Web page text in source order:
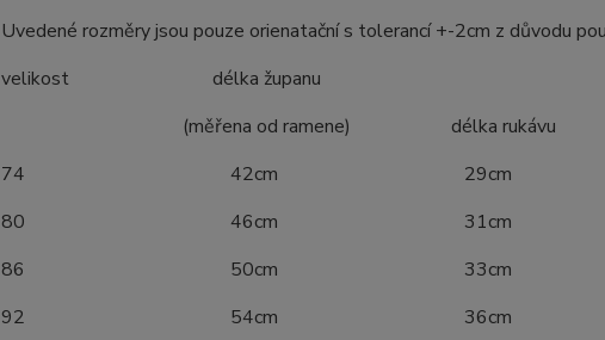
Uvedené rozměry jsou pouze orienatační s tolerancí +-2cm z důvodu
velikost délka županu
(měřena od ramene) délka rukávu
74 42cm 29cm
80 46cm 31cm
86 50cm 33cm
92 54cm 36cm